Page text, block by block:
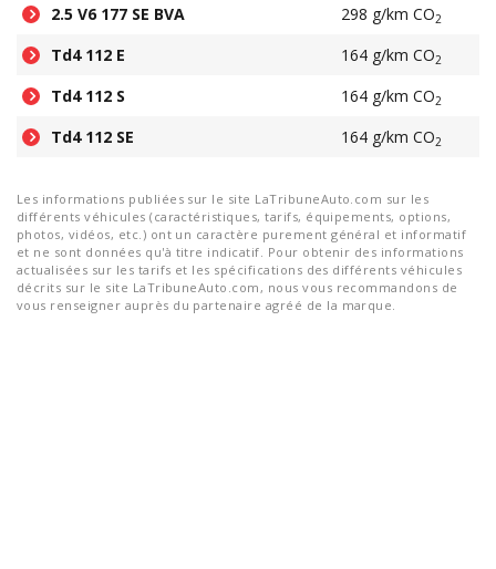
2.5 V6 177 SE BVA 298 g/km CO2
Td4 112 E 164 g/km CO2
Td4 112 S 164 g/km CO2
Td4 112 SE 164 g/km CO2
Les informations publiées sur le site LaTribuneAuto.com sur les
différents véhicules (caractéristiques, tarifs, équipements, options,
photos, vidéos, etc.) ont un caractère purement général et informatif
et ne sont données qu'à titre indicatif. Pour obtenir des informations
actualisées sur les tarifs et les spécifications des différents véhicules
décrits sur le site LaTribuneAuto.com, nous vous recommandons de
vous renseigner auprès du partenaire agréé de la marque.